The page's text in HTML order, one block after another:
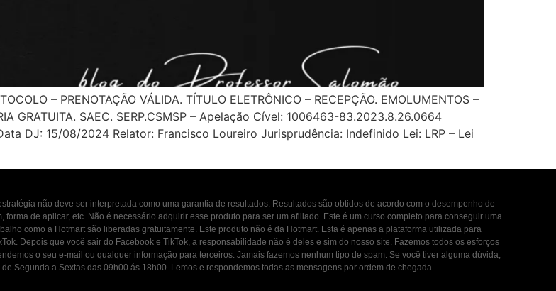
– PRENOTAÇÃO VÁLIDA. TÍTULO ELETRÔNICO – RECEPÇÃO. EMOLUMENTOS –
GRATUITA. SAEC. SERP.CSMSP – Apelação Cível: 1006463-83.2023.8.26.0664
DJ: 15/08/2024 Relator: Francisco Loureiro Jurisprudência: Indefinido Lei: LRP – Lei
não deve ser interpretada como uma garantia de resultados. Resultados são obtidos de acordo com o desempenho de
de aplicar, etc. Não é necessário adquirir esse produto para ser um afiliado. Este é um curso completo para conseguir uma
como a Hotmart são liberadas gratuitamente. Este produto não é da Hotmart. Esta é apenas a plataforma utilizada para
Depois que você sair do Facebook e TikTok, a responsabilidade não é deles e sim do nosso site. Fazemos todos os esforços
o seu e-mail ou qualquer informação para terceiros. Jamais fazemos nenhum tipo de spam. Se você tiver alguma dúvida,
Segunda a Sextas das 09h00 ás 18h00. Lemos e respondemos todas as mensagens por ordem de chegada.